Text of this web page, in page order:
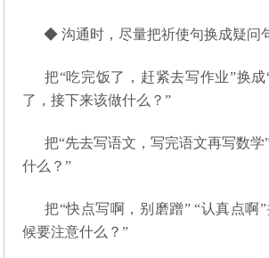
◆ 沟通时，尽量把祈使句换成疑问
把“吃完饭了，赶紧去写作业”换
了，接下来该做什么？”
把“先去写语文，写完语文再写数学
什么？”
把“快点写啊，别磨蹭” “认真点啊
候要注意什么？”